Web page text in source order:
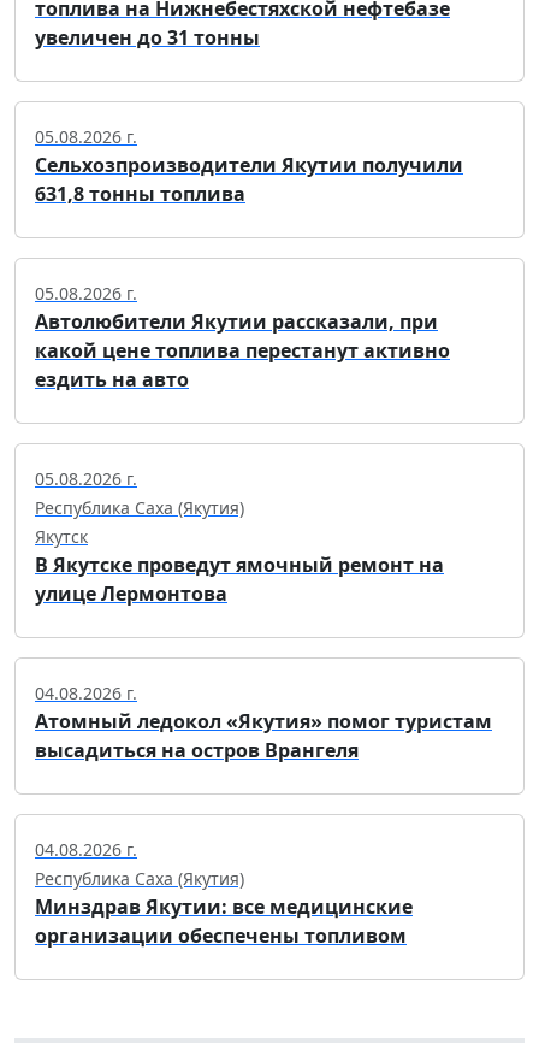
топлива на Нижнебестяхской нефтебазе
увеличен до 31 тонны
05.08.2026 г.
Сельхозпроизводители Якутии получили
631,8 тонны топлива
05.08.2026 г.
Автолюбители Якутии рассказали, при
какой цене топлива перестанут активно
ездить на авто
05.08.2026 г.
Республика Саха (Якутия)
Якутск
В Якутске проведут ямочный ремонт на
улице Лермонтова
04.08.2026 г.
Атомный ледокол «Якутия» помог туристам
высадиться на остров Врангеля
04.08.2026 г.
Республика Саха (Якутия)
Минздрав Якутии: все медицинские
организации обеспечены топливом